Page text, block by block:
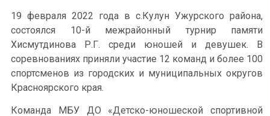
19 февраля 2022 года в с.Кулун Ужурского района,
состоялся 10-й межрайонный турнир памяти
Хисмутдинова Р.Г. среди юношей и девушек. В
соревнованиях приняли участие 12 команд и более 100
спортсменов из городских и муниципальных округов
Красноярского края.
Команда МБУ ДО «Детско-юношеской спортивной